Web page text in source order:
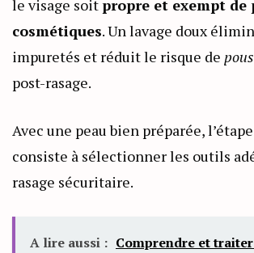
le visage soitpropre et exempt de
cosmétiques. Un lavage doux
impuretés et réduit le risque de
post-rasage.
Avec une peau bien préparée,
consiste à sélectionner les outils
rasage sécuritaire.
A lire aussi : Comprendre et